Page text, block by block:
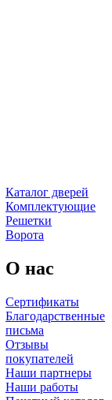
Каталог дверей
Комплектующие
Решетки
Ворота
О нас
Сертификаты
Благодарственные
письма
Отзывы
покупателей
Наши партнеры
Наши работы